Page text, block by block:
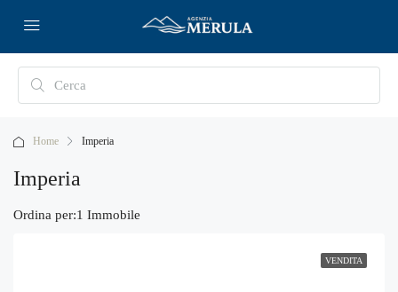
Home Imperia
Imperia
1 Immobile
Ordina per:
VENDITA